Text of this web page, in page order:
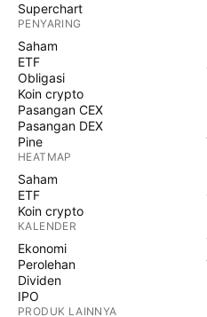
Superchart
PENYARING
Saham
ETF
Obligasi
Koin crypto
Pasangan CEX
Pasangan DEX
Pine
HEATMAP
Saham
ETF
Koin crypto
KALENDER
Ekonomi
Perolehan
Dividen
IPO
PRODUK LAINNYA